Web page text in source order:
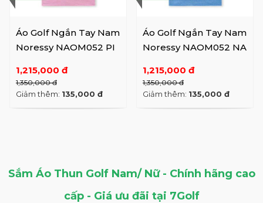
Áo Golf Ngắn Tay Nam
Noressy NAOM052 PI
1,215,000 đ
1,350,000 đ
Giảm thêm: 135,000 đ
Áo Golf Ngắn Tay Nam
Noressy NAOM052 NA
1,215,000 đ
1,350,000 đ
Giảm thêm: 135,000 đ
Sắm Áo Thun Golf Nam/ Nữ - Chính hãng cao
cấp - Giá ưu đãi tại 7Golf